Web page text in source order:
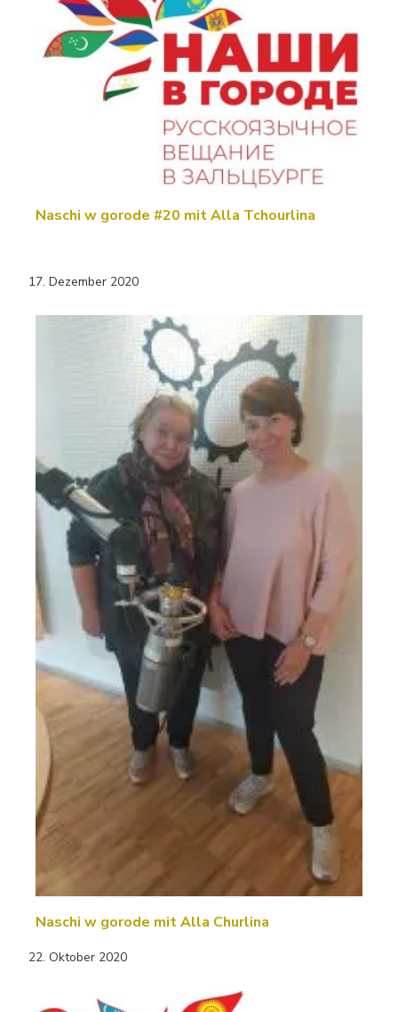
Naschi w gorode #20 mit Alla Tchourlina
17. Dezember 2020
Naschi w gorode mit Alla Churlina
22. Oktober 2020